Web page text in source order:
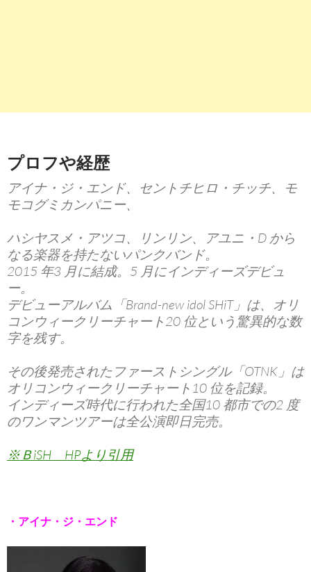
プロフや経歴
アイナ・ジ・エンド、セントチヒロ・チッチ、モ
モコグミカンパニー、
ハシヤスメ・アツコ、リンリン、アユニ・D から
なる楽器を持たないパンクバンド。
2015 年3 月に結成。5 月にインディーズデビュ
ー。
デビューアルバム「Brand-new idol SHiT」は、オリ
コンウィークリーチャート20 位という驚異的な数
字を残す。
その後発売されたファーストシングル「OTNK」は
オリコンウィークリーチャート10 位を記録。
インディーズ時代に行われた全国10 都市での2 度
のワンマンツアーは全公演即日完売。
※ＢiSH HPより引用
・アイナ・ジ・エンド